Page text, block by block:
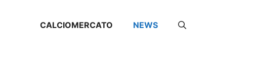
CALCIOMERCATO NEWS